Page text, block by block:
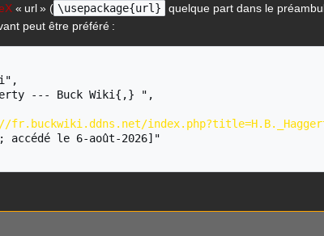
« url » ( \usepackage{url}
quelque part dans le
peut être préféré :
fr.buckwiki.ddns.net/